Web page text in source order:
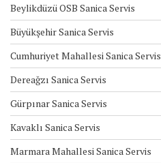
Beylikdüzü OSB Sanica Servis
Büyükşehir Sanica Servis
Cumhuriyet Mahallesi Sanica Servis
Dereağzı Sanica Servis
Gürpınar Sanica Servis
Kavaklı Sanica Servis
Marmara Mahallesi Sanica Servis